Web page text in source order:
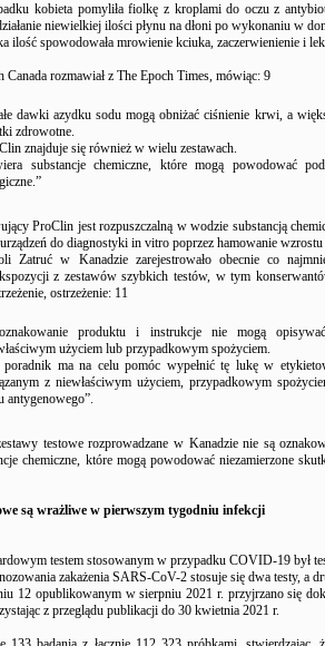
kobieta pomyliła fiolkę z kroplami do oczu z
niewielkiej ilości płynu na dłoni po wykonaniu w
ilość spowodowała mrowienie kciuka, zaczerwienienie i
Canada rozmawiał z The Epoch Times, mówiąc: 9
dawki azydku sodu mogą obniżać ciśnienie krwi, a
zdrowotne.
znajduje się również w wielu zestawach.
substancje chemiczne, które mogą powodować
ProClin jest rozpuszczalną w wodzie substancją
do diagnostyki in vitro poprzez hamowanie
Zatruć w Kanadzie zarejestrowało obecnie co
z zestawów szybkich testów, w tym
ostrzeżenie: 11
produktu i instrukcje nie mogą
użyciem lub przypadkowym spożyciem.
poradnik ma na celu pomóc wypełnić tę lukę w
z niewłaściwym użyciem, przypadkowym
antygenowego”.
testowe rozprowadzane w Kanadzie nie są
chemiczne, które mogą powodować niezamierzone
są wrażliwe w pierwszym tygodniu infekcji
testem stosowanym w przypadku COVID-19 był
zakażenia SARS-CoV-2 stosuje się dwa testy, a
12 opublikowanym w sierpniu 2021 r. przyjrzano się
z przeglądu publikacji do 30 kwietnia 2021 r.